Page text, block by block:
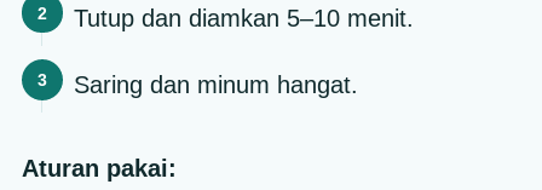
Tutup dan diamkan 5–10 menit.
Saring dan minum hangat.
Aturan pakai: